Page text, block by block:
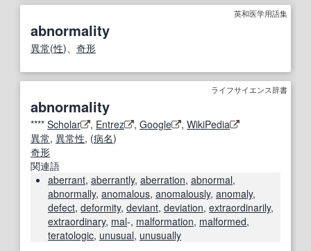
英和医学用語集
abnormality
異常(性)、 奇形
ライフサイエンス辞書
abnormality
**** Scholar , Entrez , Google , WikiPedia
異常, 異常性, (病名)
奇形
関連語
aberrant, aberrantly, aberration, abnormal,
abnormally, anomalous, anomalously, anomaly,
defect, deformity, deviant, deviation, extraordinarily,
extraordinary, mal-, malformation, malformed,
teratologic, unusual, unusually